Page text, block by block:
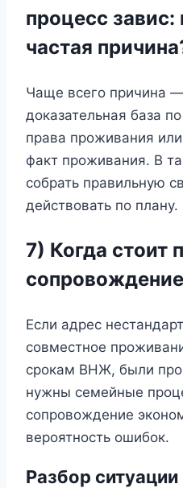
процесс завис:
частая
Чаще всего причина
доказательная база
права проживания
факт проживания. В
собрать правильную
действовать по плану.
7) Когда стоит
Если адрес
совместное
срокам ВНЖ, были
нужны семейные
сопровождение
вероятность ошибок.
Разбор ситуации